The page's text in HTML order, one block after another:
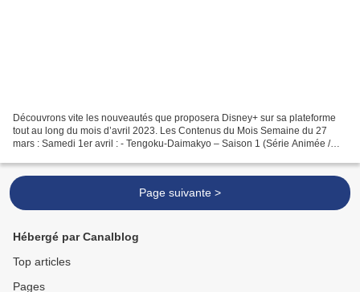
Découvrons vite les nouveautés que proposera Disney+ sur sa plateforme
tout au long du mois d’avril 2023. Les Contenus du Mois Semaine du 27
mars : Samedi 1er avril : - Tengoku-Daimakyo – Saison 1 (Série Animée /
Page suivante >
Hébergé par Canalblog
Top articles
Pages